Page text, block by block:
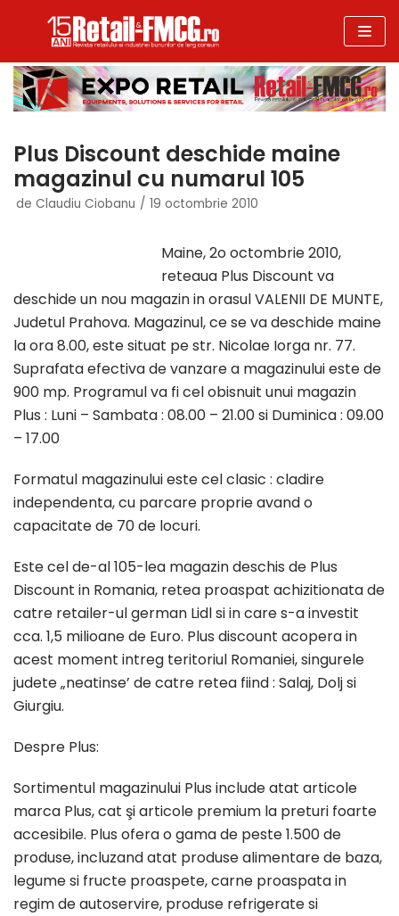
la
conținut
Plus Discount deschide maine
magazinul cu numarul 105
de Claudiu Ciobanu 19 octombrie 2010
Maine, 2o octombrie 2010,
reteaua Plus Discount va
deschide un nou magazin in orasul VALENII DE MUNTE,
Judetul Prahova. Magazinul, ce se va deschide maine
la ora 8.00, este situat pe str. Nicolae Iorga nr. 77.
Suprafata efectiva de vanzare a magazinului este de
900 mp. Programul va fi cel obisnuit unui magazin
Plus : Luni – Sambata : 08.00 – 21.00 si Duminica : 09.00
– 17.00
Formatul magazinului este cel clasic : cladire
independenta, cu parcare proprie avand o
capacitate de 70 de locuri.
Este cel de-al 105-lea magazin deschis de Plus
Discount in Romania, retea proaspat achizitionata de
catre retailer-ul german Lidl si in care s-a investit
cca. 1,5 milioane de Euro. Plus discount acopera in
acest moment intreg teritoriul Romaniei, singurele
judete „neatinse’ de catre retea fiind : Salaj, Dolj si
Giurgiu.
Despre Plus:
Sortimentul magazinului Plus include atat articole
marca Plus, cat şi articole premium la preturi foarte
accesibile. Plus ofera o gama de peste 1.500 de
produse, incluzand atat produse alimentare de baza,
legume si fructe proaspete, carne proaspata in
regim de autoservire, produse refrigerate si